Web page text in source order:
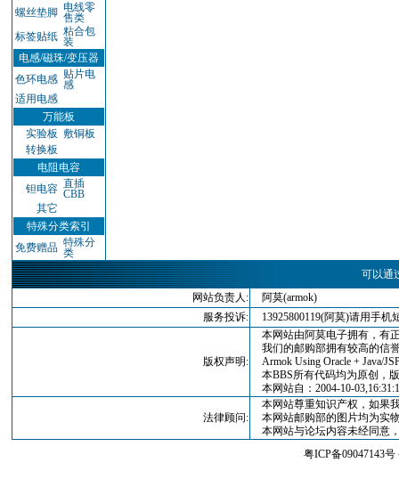
螺丝垫脚 电线零
售类
标签贴纸 粘合包
装
电感/磁珠/变压器
色环电感 贴片电
感
适用电感
万能板
实验板 敷铜板
转换板
电阻电容
钽电容 直插
CBB
其它
特殊分类索引
免费赠品 特殊分
类
可以通
网站负责人:
阿莫(armok)
服务投诉:
13925800119(阿莫)请用手机
版权声明:
本网站由阿莫电子拥有，有
我们的邮购部拥有较高的信
Armok Using Oracle + Java/
本BBS所有代码均为原创，
本网站自：2004-10-
法律顾问:
本网站尊重知识产权，如果
本网站邮购部的图片均为实
本网站与论坛内容未经同意
粤ICP备09047143